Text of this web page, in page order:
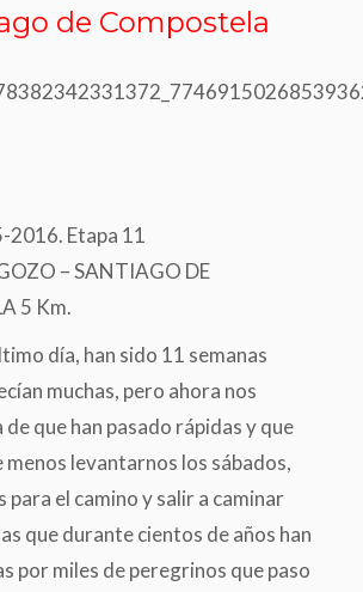
de Compostela
2016. Etapa 11
– SANTIAGO DE
5 Km.
día, han sido 11 semanas
muchas, pero ahora nos
que han pasado rápidas y que
menos levantarnos los sábados,
el camino y salir a caminar
que durante cientos de años han
por miles de peregrinos que paso